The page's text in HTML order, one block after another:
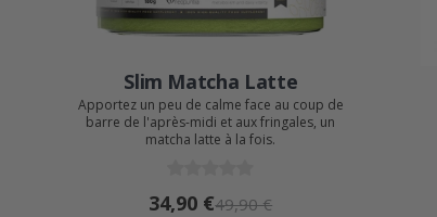
Slim Matcha Latte
Apportez un peu de calme face au coup de
barre de l'après-midi et aux fringales, un
matcha latte à la fois.
34,90 €49,90 €